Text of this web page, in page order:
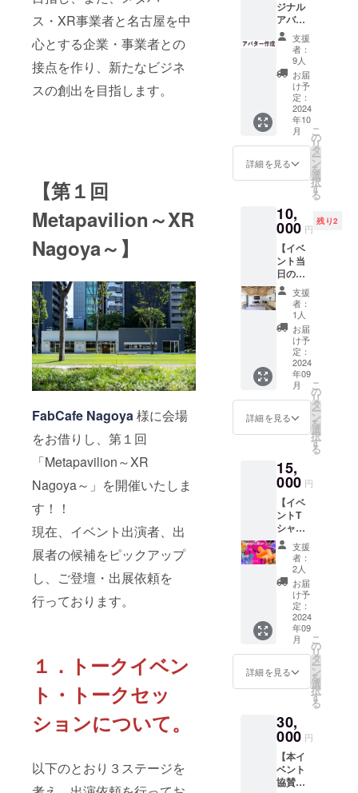
ス・XR事業者と名古屋を中
心とする企業・事業者との
接点を作り、新たなビジネ
スの創出を目指します。
【第１回
Metapavilion～XR
Nagoya～】
FabCafe Nagoya 様に会場
をお借りし、第１回
「Metapavilion～XR
Nagoya～」を開催いたしま
す！！
現在、イベント出演者、出
展者の候補をピックアップ
し、ご登壇・出展依頼を
行っております。
１．トークイベン
ト・トークセッ
ションについて。
以下のとおり３ステージを
字の
み、ロ
ゴ／バ
ナーの
掲載は
不可 ・
ご指定
が無い
場合は
アカウ
ント名
掲載致
しま
ント名
と異な
る名前
で掲載
ご希望
の場合
は必ず
備考欄
に希望
される
お名前
をご記
入くだ
さい。
・掲載
2024年
9月初旬
了まで
(予定)
内に支
援者様
のお名
前(ニッ
クネー
ム)を掲
載 ・掲
載方
法：文
字の
み、ロ
ゴ／バ
ナーの
が無い
場合は
アカウ
ント名
のまま
掲載致
しま
す。 ・
アカウ
ント名
と異な
る名前
で掲載
ご希望
の場合
備考欄
に希望
をご記
入くだ
さい。
・掲載
期間：
2024年
9月初旬
～イベ
ント終
了まで
(予定)
フォー
マッ
ト、提
供方法
等は販
売数決
定次第
お知ら
せしま
す ・購
入特典
は個別
にお知
日程：
2024年
9月中
(予定)
●弊社
Webサ
イトの
本イベ
ント
ページ
内に支
援者様
のお名
前(ニッ
クネー
ム)を掲
載 ・掲
み、ロ
ゴ／バ
ナーの
掲載は
不可 ・
ご指定
が無い
場合は
アカウ
ント名
のまま
掲載致
しま
す。 ・
アカウ
と異な
る名前
の場合
は必ず
備考欄
に希望
される
お名前
ジナル
アバ
ター作
成+支援
者様お
名前
Web掲
載】
●VR、
メタ
バース
で利用
できる
オリジ
ナルア
作成 ・
各種
VRSNS
にて利
用可能
なオリ
ジナル
アバ
ターを
作成し
ます ・
Vroid
studio
を利用
して作
成し、
VRM
・ご希
望を踏
まえ
て、デ
ザイ
ナーが
アバ
ター制
作を行
います
・過度
なデザ
イン関
連ご要
望、制
作ミス
を除く
せん ・
提供日
程：
2024年
10月～
12月中
支援
者：
9人
お届
け予
定：
2024
年10
月
詳細を見る
こ
の
リ
タ
ー
ン
を
選
択
す
る
10,
000 円
残り2
【イベ
ント当
日の企
業出展
枠】 イ
ベント
当日の
出展ス
ペース
への企
業出展
枠 ・イ
ベント
会場内
で出展
が可能
XR(VR
や
AR)、
メタ
バース
に関わ
るご自
身のコ
ンテン
ツや商
品につ
いて展
示可能
・ス
ペース
は
1800×4
の机1つ
定 ※予
定タイ
ムテー
ブル※
・日
程：9月
支援
者：
1人
お届
け予
定：
2024
年09
月
詳細を見る
こ
の
リ
タ
ー
ン
を
選
択
す
る
15,
000 円
【イベ
ントT
シャツ3
枚＋支
援者様
お名前
Web掲
載】 ●
本イベ
ント用
のTシャ
ツ(3枚)
提供 ・
本イベ
ントメ
インビ
ルが印
刷され
たTシャ
ツ3種類
を提供
します
支援
者：
2人
お届
け予
定：
2024
年09
月
詳細を見る
こ
の
リ
タ
ー
ン
を
選
択
す
る
30,
000 円
【本イ
ベント
協賛】